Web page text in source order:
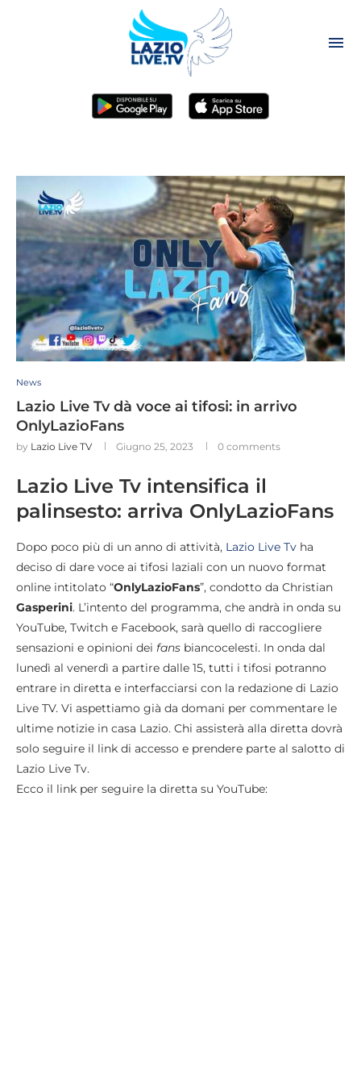
News
Lazio Live Tv dà voce ai tifosi: in arrivo
OnlyLazioFans
by Lazio Live TV Giugno 25, 2023 0 comments
Lazio Live Tv intensifica il
palinsesto: arriva OnlyLazioFans
Dopo poco più di un anno di attività, Lazio Live Tv ha
deciso di dare voce ai tifosi laziali con un nuovo format
online intitolato “OnlyLazioFans”, condotto da Christian
Gasperini. L’intento del programma, che andrà in onda su
YouTube, Twitch e Facebook, sarà quello di raccogliere
sensazioni e opinioni dei fans biancocelesti. In onda dal
lunedì al venerdì a partire dalle 15, tutti i tifosi potranno
entrare in diretta e interfacciarsi con la redazione di Lazio
Live TV. Vi aspettiamo già da domani per commentare le
ultime notizie in casa Lazio. Chi assisterà alla diretta dovrà
solo seguire il link di accesso e prendere parte al salotto di
Lazio Live Tv.
Ecco il link per seguire la diretta su YouTube: